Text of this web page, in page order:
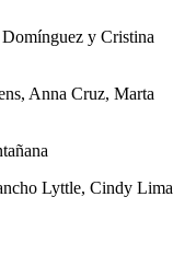
y Cristina
Anna Cruz, Marta
Lyttle, Cindy Lima